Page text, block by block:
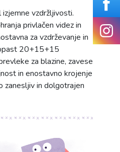
vzdržljivosti.
privlačen videz in
za vzdrževanje in
20+15+15
za blazine, zavese
in enostavno krojenje
zanesljiv in dolgotrajen